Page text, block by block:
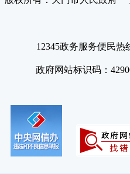
12345政务服务便民热
政府网站标识码：